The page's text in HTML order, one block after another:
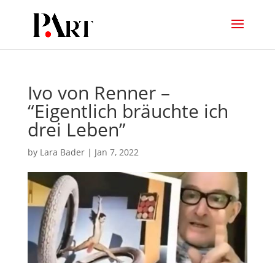
Ivo von Renner –
“Eigentlich bräuchte ich
drei Leben”
by Lara Bader| Jan 7, 2022